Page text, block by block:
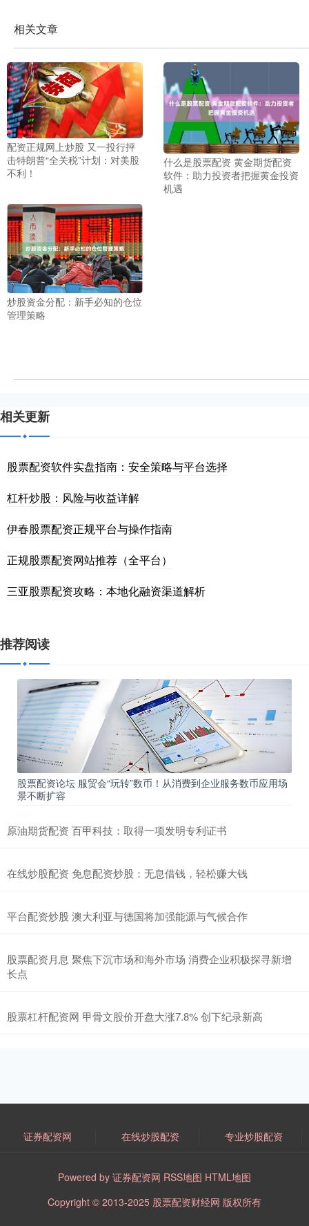
相关文章
配资正规网上炒股 又一投行抨
击特朗普“全关税”计划：对美股
不利！
什么是股票配资 黄金期货配资
软件：助力投资者把握黄金投资
机遇
炒股资金分配：新手必知的仓位
管理策略
相关更新
股票配资软件实盘指南：安全策略与平台选择
杠杆炒股：风险与收益详解
伊春股票配资正规平台与操作指南
正规股票配资网站推荐（全平台）
三亚股票配资攻略：本地化融资渠道解析
推荐阅读
股票配资论坛 服贸会“玩转”数币！从消费到企业服务数币应用场
景不断扩容
原油期货配资 百甲科技：取得一项发明专利证书
在线炒股配资 免息配资炒股：无息借钱，轻松赚大钱
平台配资炒股 澳大利亚与德国将加强能源与气候合作
股票配资月息 聚焦下沉市场和海外市场 消费企业积极探寻新增
长点
股票杠杆配资网 甲骨文股价开盘大涨7.8% 创下纪录新高
证券配资网 在线炒股配资 专业炒股配资
Powered by 证券配资网 RSS地图 HTML地图
Copyright © 2013-2025 股票配资财经网 版权所有